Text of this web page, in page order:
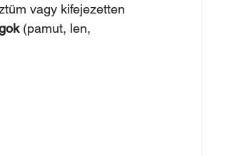
vagy kifejezetten
(pamut, len,